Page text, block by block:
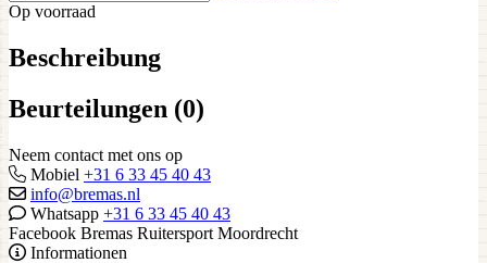
Op voorraad
Beschreibung
Beurteilungen (0)
Neem contact met ons op
Mobiel +31 6 33 45 40 43
info@bremas.nl
Whatsapp +31 6 33 45 40 43
Facebook Bremas Ruitersport Moordrecht
Informationen